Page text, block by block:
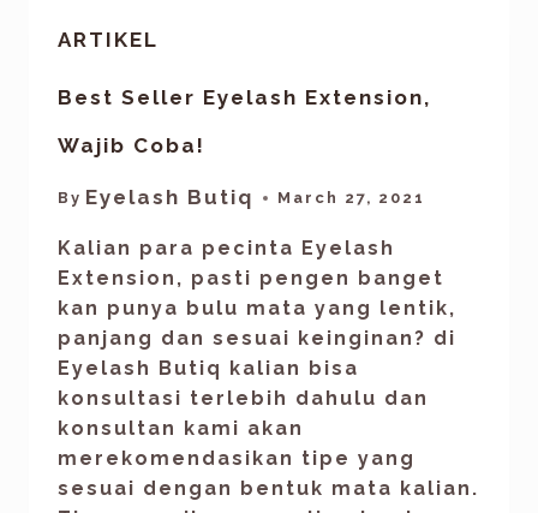
ARTIKEL
Best Seller Eyelash Extension,
Wajib Coba!
By Eyelash Butiq March 27, 2021
Kalian para pecinta Eyelash
Extension, pasti pengen banget
kan punya bulu mata yang lentik,
panjang dan sesuai keinginan? di
Eyelash Butiq kalian bisa
konsultasi terlebih dahulu dan
konsultan kami akan
merekomendasikan tipe yang
sesuai dengan bentuk mata kalian.